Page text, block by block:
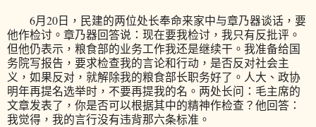
6月20日，民建的两位处长奉命来家中与章乃器谈话，要
他作检讨。章乃器回答说：现在要我检讨，我只有反批评。
但他仍表示，粮食部的业务工作我还是继续干。我准备给国
务院写报告，要求检查我的言论和行动，是否反对社会主
义，如果反对，就解除我的粮食部长职务好了。人大、政协
明年再提名选举时，不要再提我的名。两处长问：毛主席的
文章发表了，你是否可以根据其中的精神作检查？他回答：
我觉得，我的言行没有违背那六条标准。